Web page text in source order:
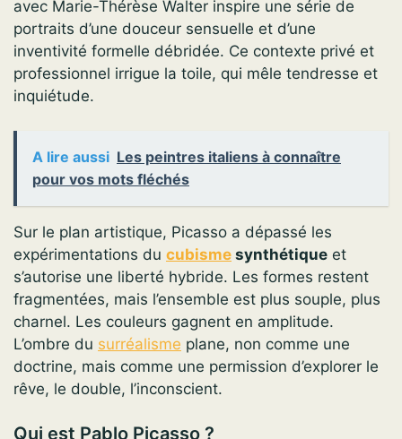
avec Marie-Thérèse Walter inspire une série de
portraits d’une douceur sensuelle et d’une
inventivité formelle débridée. Ce contexte privé et
professionnel irrigue la toile, qui mêle tendresse et
inquiétude.
A lire aussi Les peintres italiens à connaître
pour vos mots fléchés
Sur le plan artistique, Picasso a dépassé les
expérimentations du cubisme synthétique et
s’autorise une liberté hybride. Les formes restent
fragmentées, mais l’ensemble est plus souple, plus
charnel. Les couleurs gagnent en amplitude.
L’ombre du surréalisme plane, non comme une
doctrine, mais comme une permission d’explorer le
rêve, le double, l’inconscient.
Qui est Pablo Picasso ?